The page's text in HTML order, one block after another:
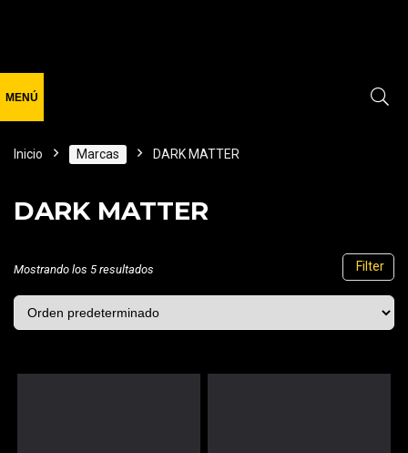
Inicio Marcas DARK MATTER
DARK MATTER
Filter
Mostrando los 5 resultados